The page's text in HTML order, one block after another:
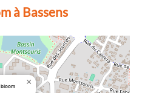
à Bassens
×